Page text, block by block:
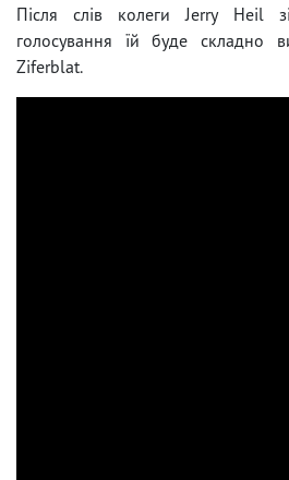
Після слів колеги Jerry Heil
голосування їй буде складно
Ziferblat.